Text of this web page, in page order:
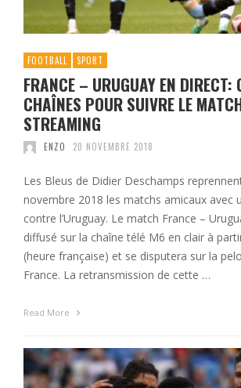
FOOTBALL SPORT
FRANCE – URUGUAY EN DIRECT:
CHAÎNES POUR SUIVRE LE
STREAMING
ENZO 20 NOVEMBRE 2018
Les Bleus de Didier Deschamps
novembre 2018 les matchs amicaux avec
contre l’Uruguay. Le match France –
diffusé sur la chaîne télé M6 en clair à
(heure française) et se disputera sur la
France. La retransmission de cette …
Read More